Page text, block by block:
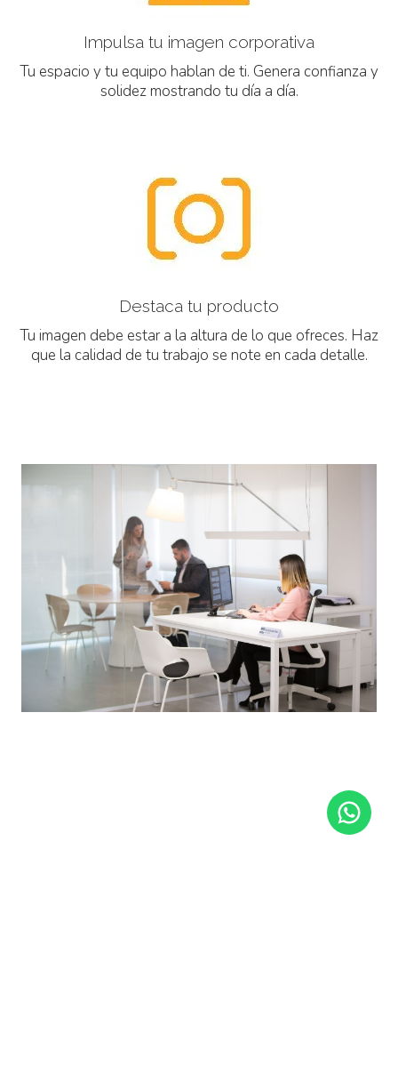
Impulsa tu imagen corporativa
Tu espacio y tu equipo hablan de ti. Genera confianza y
solidez mostrando tu día a día.
Destaca tu producto
Tu imagen debe estar a la altura de lo que ofreces. Haz
que la calidad de tu trabajo se note en cada detalle.